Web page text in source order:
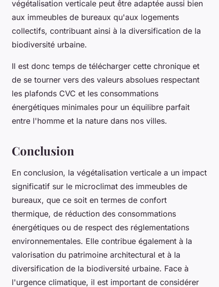
végétalisation verticale peut être adaptée aussi bien
aux immeubles de bureaux qu'aux logements
collectifs, contribuant ainsi à la diversification de la
biodiversité urbaine.
Il est donc temps de télécharger cette chronique et
de se tourner vers des valeurs absolues respectant
les plafonds CVC et les consommations
énergétiques minimales pour un équilibre parfait
entre l'homme et la nature dans nos villes.
Conclusion
En conclusion, la végétalisation verticale a un impact
significatif sur le microclimat des immeubles de
bureaux, que ce soit en termes de confort
thermique, de réduction des consommations
énergétiques ou de respect des réglementations
environnementales. Elle contribue également à la
valorisation du patrimoine architectural et à la
diversification de la biodiversité urbaine. Face à
l'urgence climatique, il est important de considérer